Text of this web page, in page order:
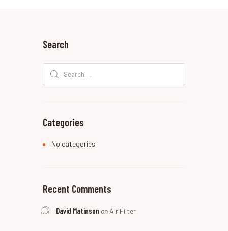
Search
Search
Categories
No categories
Recent Comments
David Matinson on Air Filter